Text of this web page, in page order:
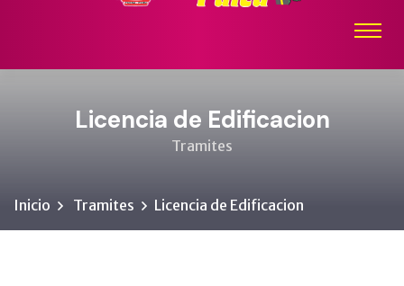
Licencia de Edificacion
Tramites
Inicio Tramites Licencia de Edificacion